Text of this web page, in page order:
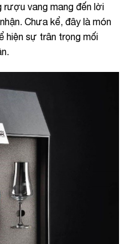
rượu vang mang đến lời
Chưa kể, đây là món
hiện sự trân trọng mối